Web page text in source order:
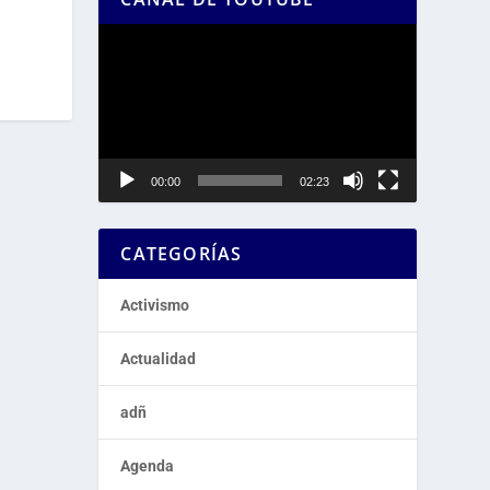
00:00 02:23
CATEGORÍAS
Activismo
Actualidad
adñ
Agenda